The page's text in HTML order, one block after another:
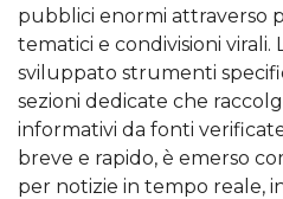
pubblici enormi attraverso
tematici e condivisioni virali.
sviluppato strumenti
sezioni dedicate che
informativi da fonti
breve e rapido, è emerso
per notizie in tempo reale,